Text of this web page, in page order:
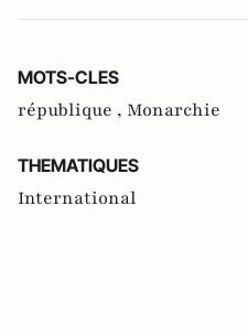
MOTS-CLES
république , Monarchie
THEMATIQUES
International